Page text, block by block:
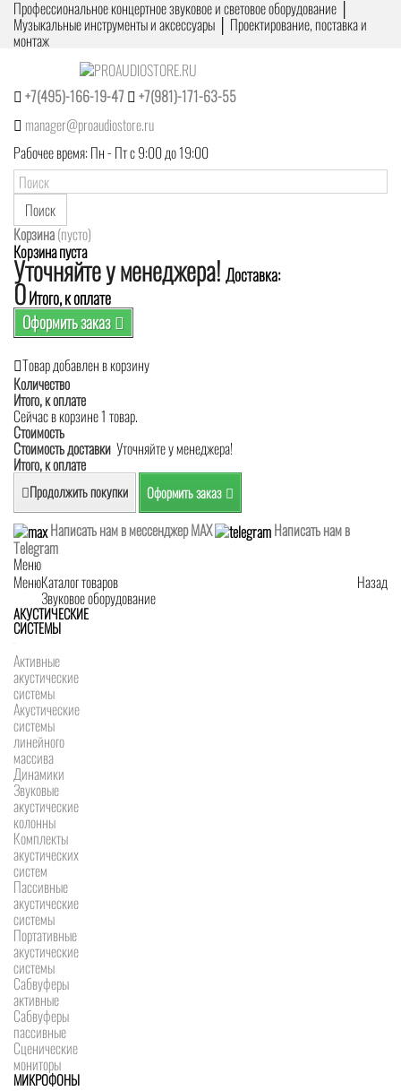
Профессиональное концертное звуковое и световое оборудование │
Музыкальные инструменты и аксессуары │ Проектирование, поставка и
монтаж
+7(495)-166-19-47
+7(981)-171-63-55
manager@proaudiostore.ru
Рабочее время: Пн - Пт с 9:00 до 19:00
Поиск
Корзина(пусто)
Корзина пуста
Уточняйте у менеджера! Доставка:
0Итого, к оплате
Оформить заказ
Товар добавлен в корзину
Количество
Итого, к оплате
Сейчас в корзине 1 товар.
Стоимость
Стоимость доставки Уточняйте у менеджера!
Итого, к оплате
Продолжить покупки Оформить заказ
Написать нам в мессенджер MAX
Написать нам в
Telegram
Меню
Меню
Назад
Каталог товаров
Звуковое оборудование
АКУСТИЧЕСКИЕ
СИСТЕМЫ
Активные
акустические
системы
Акустические
системы
линейного
массива
Динамики
Звуковые
акустические
колонны
Комплекты
акустических
систем
Пассивные
акустические
системы
Портативные
акустические
системы
Сабвуферы
активные
Сабвуферы
пассивные
Сценические
мониторы
МИКРОФОНЫ